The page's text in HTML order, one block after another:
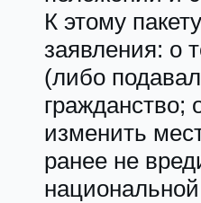
К этому
заявления: о
(либо
гражданство;
изменить
ранее не